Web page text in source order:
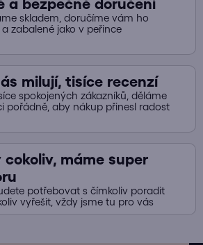
a bezpečné doručení
skladem, doručíme vám ho
zabalené jako v peřince
milují, tisíce recenzí
spokojených zákazníků, děláme
pořádně, aby nákup přinesl radost
cokoliv, máme super
potřebovat s čímkoliv poradit
vyřešit, vždy jsme tu pro vás